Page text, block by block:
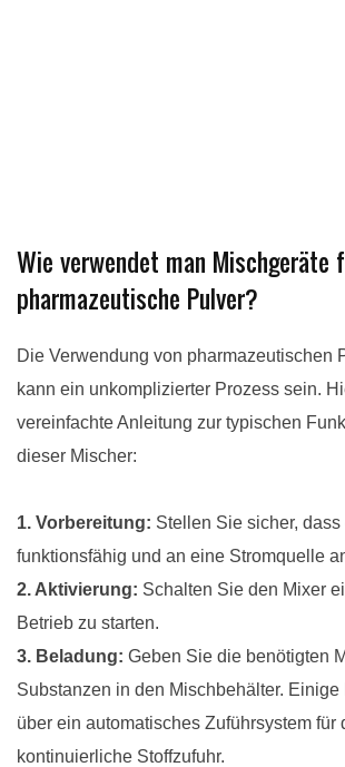
Wie verwendet man Mischgeräte
pharmazeutische Pulver?
Die Verwendung von pharmazeutischen
kann ein unkomplizierter Prozess sein.
vereinfachte Anleitung zur typischen
dieser Mischer:
1. Vorbereitung: Stellen Sie sicher,
funktionsfähig und an eine Stromquelle
2. Aktivierung: Schalten Sie den Mixer
Betrieb zu starten.
3. Beladung: Geben Sie die benötigten
Substanzen in den Mischbehälter. Einige
über ein automatisches Zuführsystem für
kontinuierliche Stoffzufuhr.